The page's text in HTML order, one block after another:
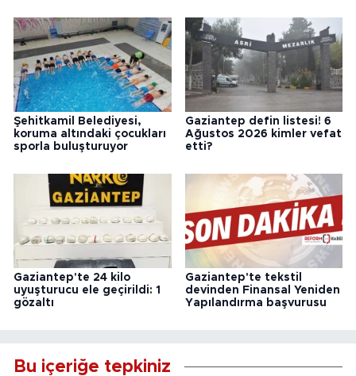
Şehitkamil Belediyesi,
koruma altındaki çocukları
sporla buluşturuyor
Gaziantep defin listesi! 6
Ağustos 2026 kimler vefat
etti?
Gaziantep'te 24 kilo
uyuşturucu ele geçirildi: 1
gözaltı
Gaziantep'te tekstil
devinden Finansal Yeniden
Yapılandırma başvurusu
Bu içeriğe tepkiniz